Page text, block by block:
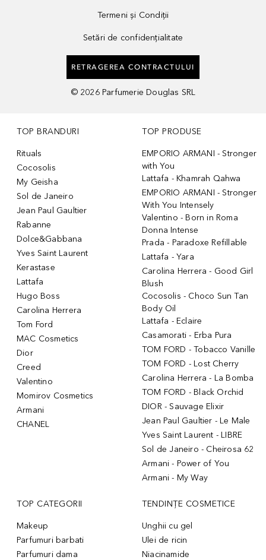
Termeni și Condiții
Setări de confidențialitate
RETRAGEREA CONTRACTULUI
© 2026 Parfumerie Douglas SRL
TOP BRANDURI
Rituals
Cocosolis
My Geisha
Sol de Janeiro
Jean Paul Gaultier
Rabanne
Dolce&Gabbana
Yves Saint Laurent
Kerastase
Lattafa
Hugo Boss
Carolina Herrera
Tom Ford
MAC Cosmetics
Dior
Creed
Valentino
Momirov Cosmetics
Armani
CHANEL
TOP PRODUSE
EMPORIO ARMANI - Stronger
with You
Lattafa - Khamrah Qahwa
EMPORIO ARMANI - Stronger
With You Intensely
Valentino - Born in Roma
Donna Intense
Prada - Paradoxe Refillable
Lattafa - Yara
Carolina Herrera - Good Girl
Blush
Cocosolis - Choco Sun Tan
Body Oil
Lattafa - Eclaire
Casamorati - Erba Pura
TOM FORD - Tobacco Vanille
TOM FORD - Lost Cherry
Carolina Herrera - La Bomba
TOM FORD - Black Orchid
DIOR - Sauvage Elixir
Jean Paul Gaultier - Le Male
Yves Saint Laurent - LIBRE
Sol de Janeiro - Cheirosa 62
Armani - Power of You
Armani - My Way
TOP CATEGORII
Makeup
Parfumuri barbati
Parfumuri dama
TENDINȚE COSMETICE
Unghii cu gel
Ulei de ricin
Niacinamide